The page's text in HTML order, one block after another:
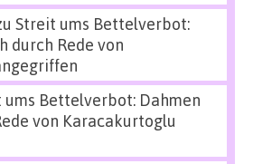
Streit ums Bettelverbot:
durch Rede von
ums Bettelverbot: Dahmen
von Karacakurtoglu